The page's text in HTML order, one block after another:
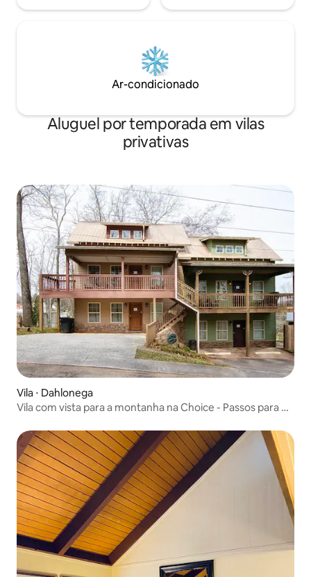
Ar-condicionado
Aluguel por temporada em vilas
privativas
Vila ⋅ Dahlonega
Vila com vista para a montanha na Choice - Passos para o